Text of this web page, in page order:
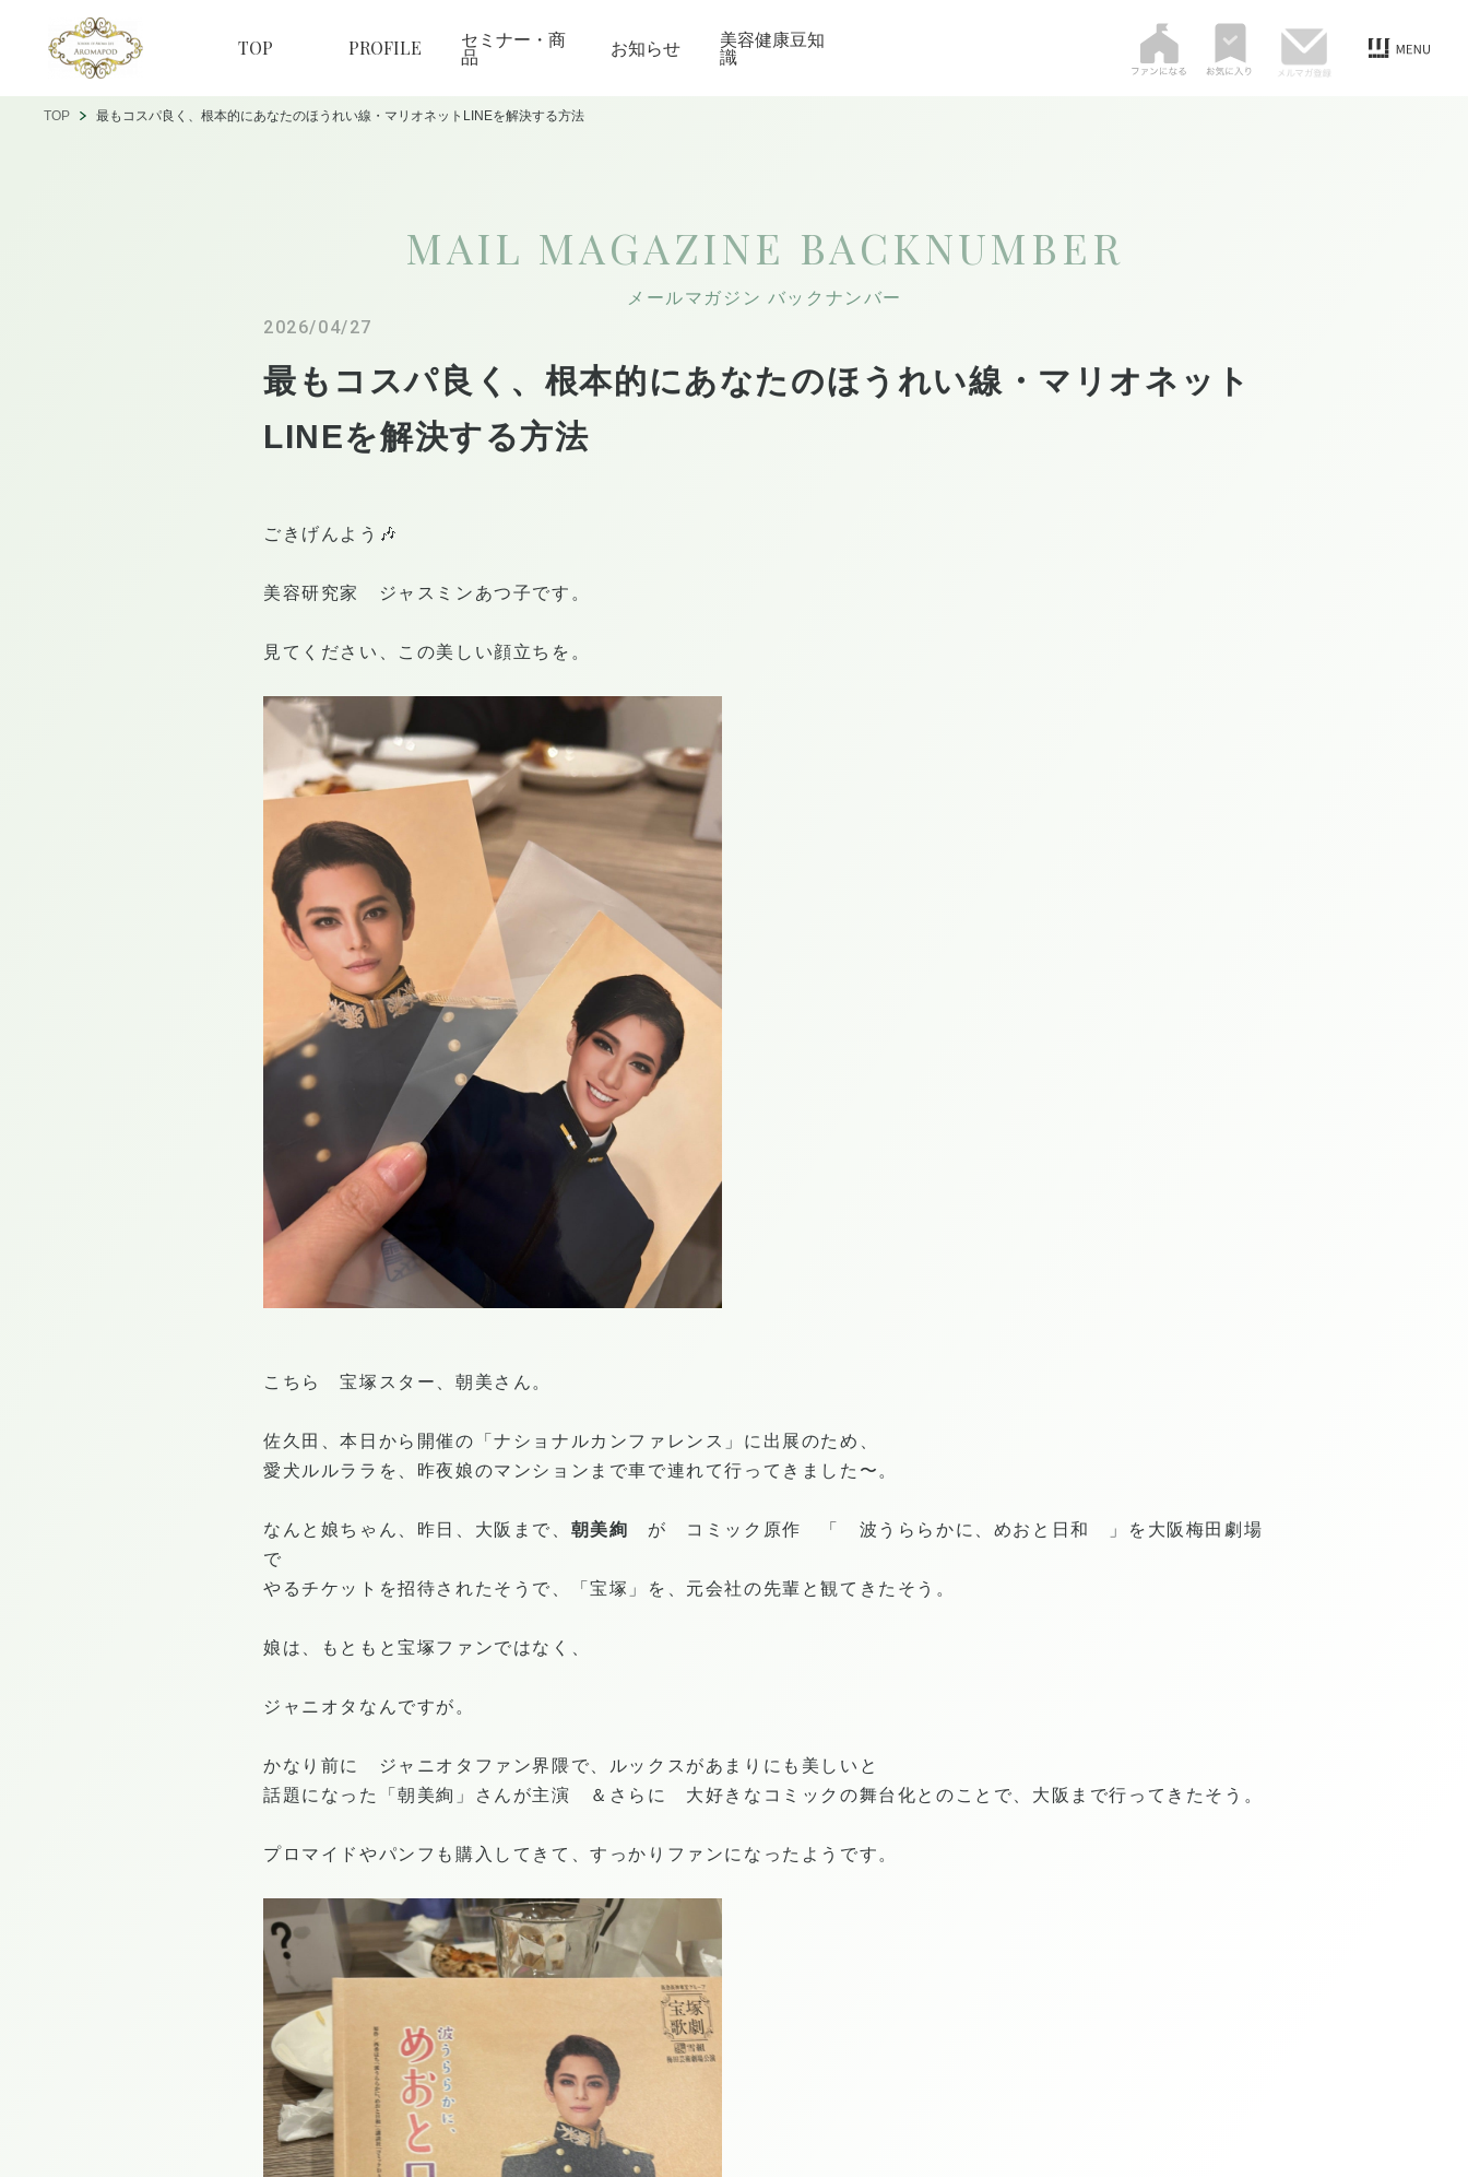
TOP PROFILE セミナー・商
品 お知らせ 美容健康豆知
識
TOP 最もコスパ良く、根本的にあなたのほうれい線・マリオネットLINEを解決する方法
MAIL MAGAZINE BACKNUMBER
メールマガジン バックナンバー
2026/04/27
最もコスパ良く、根本的にあなたのほうれい線・マリオネット
LINEを解決する方法
ごきげんよう🎶
美容研究家 ジャスミンあつ子です。
見てください、この美しい顔立ちを。
こちら 宝塚スター、朝美さん。
佐久田、本日から開催の「ナショナルカンファレンス」に出展のため、
愛犬ルルララを、昨夜娘のマンションまで車で連れて行ってきました〜。
なんと娘ちゃん、昨日、大阪まで、 朝美絢 が コミック原作 「 波うららかに、めおと日和 」を大阪梅田劇場
で
やるチケットを招待されたそうで、「宝塚」を、元会社の先輩と観てきたそう。
娘は、もともと宝塚ファンではなく、
ジャニオタなんですが。
かなり前に ジャニオタファン界隈で、ルックスがあまりにも美しいと
話題になった「朝美絢」さんが主演 ＆さらに 大好きなコミックの舞台化とのことで、大阪まで行ってきたそう。
プロマイドやパンフも購入してきて、すっかりファンになったようです。